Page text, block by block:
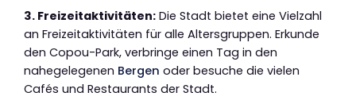
3. Freizeitaktivitäten: Die Stadt bietet eine Vielzahl
an Freizeitaktivitäten für alle Altersgruppen. Erkunde
den Copou-Park, verbringe einen Tag in den
nahegelegenen Bergen oder besuche die vielen
Cafés und Restaurants der Stadt.